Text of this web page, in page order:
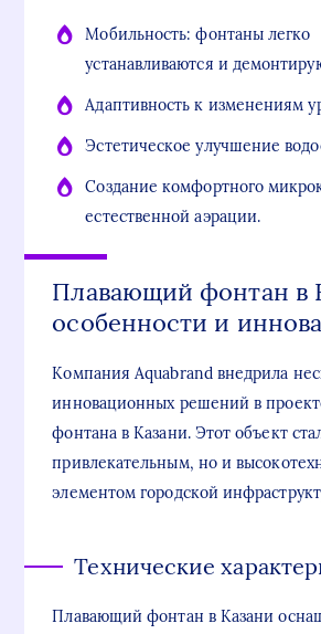
Мобильность: фонтаны легко
устанавливаются и
Адаптивность к изменениям
Эстетическое улучшение
Создание комфортного
естественной аэрации.
Плавающий фонтан в
особенности и
Компания Aquabrand внедрила
инновационных решений в
фонтана в Казани. Этот объект
привлекательным, но и
элементом городской
Технические
Плавающий фонтан в Казани